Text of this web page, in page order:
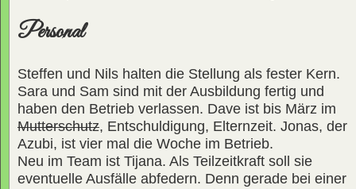
Personal
Steffen und Nils halten die Stellung als fester Kern.
Sara und Sam sind mit der Ausbildung fertig und
haben den Betrieb verlassen. Dave ist bis März im
Mutterschutz, Entschuldigung, Elternzeit. Jonas, der
Azubi, ist vier mal die Woche im Betrieb.
Neu im Team ist Tijana. Als Teilzeitkraft soll sie
eventuelle Ausfälle abfedern. Denn gerade bei einer